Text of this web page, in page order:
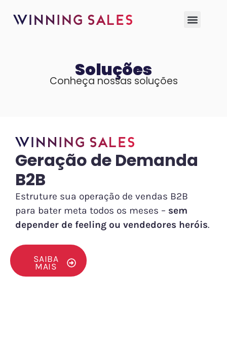
Soluções
Conheça nossas soluções
Geração de Demanda
B2B
Estruture sua operação de vendas B2B
para bater meta todos os meses – sem
depender de feeling ou vendedores heróis.
SAIBA
MAIS